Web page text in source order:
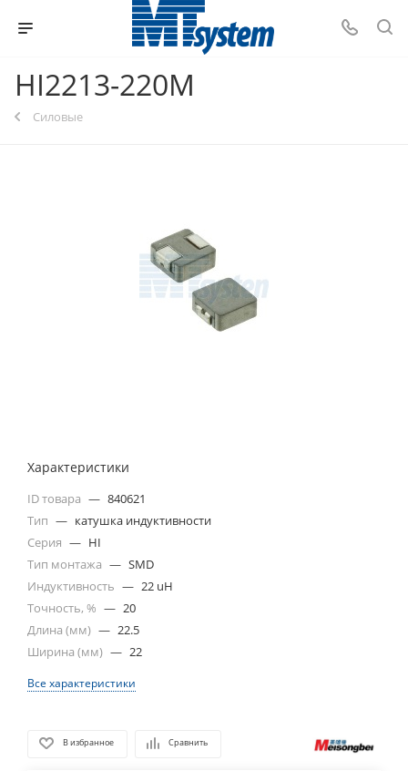
HI2213-220M
Силовые
Характеристики
ID товара — 840621
Тип — катушка индуктивности
Серия — HI
Тип монтажа — SMD
Индуктивность — 22 uH
Точность, % — 20
Длина (мм) — 22.5
Ширина (мм) — 22
Все характеристики
В избранное Сравнить